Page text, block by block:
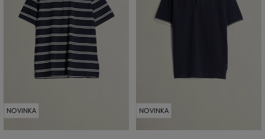
NOVINKA NOVINKA